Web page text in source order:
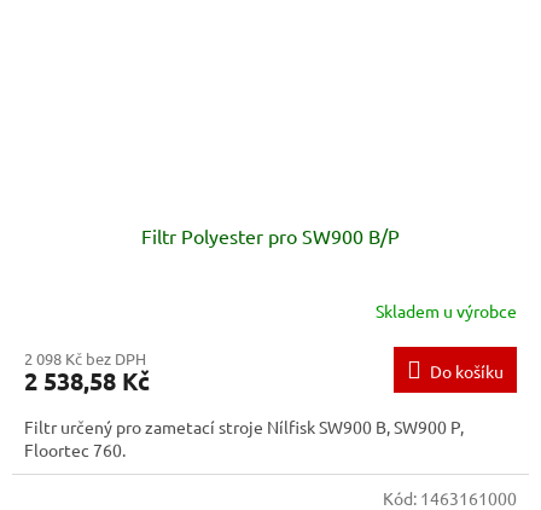
Filtr Polyester pro SW900 B/P
Skladem u výrobce
2 098 Kč bez DPH
2 538,58 Kč Do košíku
Filtr určený pro zametací stroje Nílfisk SW900 B, SW900 P,
Floortec 760.
Kód: 1463161000